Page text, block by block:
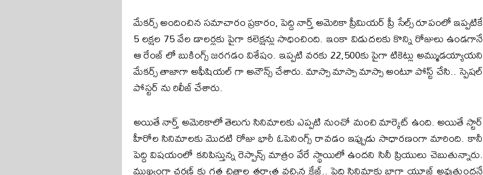
మేకర్స్ అందించిన సమాచారం ప్రకారం, పెద్ది నార్త్ అమెరికా ప్రీమియర్ ప్రీ సేల్స్ రూపంలో ఇప్పటికే
5 లక్షల 75 వేల డాలర్లకు పైగా కలెక్షన్లు సాధించింది. ఇంకా విడుదలకు కొన్ని రోజులు ఉండగానే
ఆ రేంజ్ లో బుకింగ్స్ జరగడం విశేషం. ఇప్పటి వరకు 22,500కు పైగా టికెట్లు అమ్ముడయ్యాయని
మేకర్స్ తాజాగా అఫీషియల్ గా అనౌన్స్ చేశారు. మాస్సా మాస్సా మాస్సా అంటూ పోస్ట్ చేసి.. స్పెషల్
పోస్టర్ ను రిలీజ్ చేశారు.
అయితే నార్త్ అమెరికాలో తెలుగు సినిమాలకు ఎప్పటి నుంచో మంచి మార్కెట్ ఉంది. అయితే స్టార్
హీరోల సినిమాలకు మొదటి రోజు భారీ ఓపెనింగ్స్ రావడం ఇప్పుడు సాధారణంగా మారింది. కానీ
పెద్ది విషయంలో కనిపిస్తున్న రెస్పాన్స్ మాత్రం వేరే స్థాయిలో ఉందని సినీ ప్రియులు చెబుతున్నారు.
ముఖ్యంగా చరణ్ కు గత చిత్రాల తర్వాత వచ్చిన క్రేజ్.. పెద్ది సినిమాకు బాగా యూజ్ అవుతుందనే